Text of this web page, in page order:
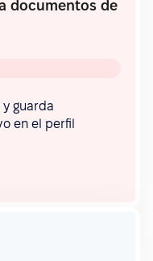
documentos de
guarda
en el perfil